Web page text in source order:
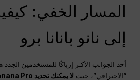
المسار الخفي:
إلى نانو بانانا برو
أحد الجوانب الأكثر إرباكًا للمستخدمين الجدد
“الاحترافي”، حيث